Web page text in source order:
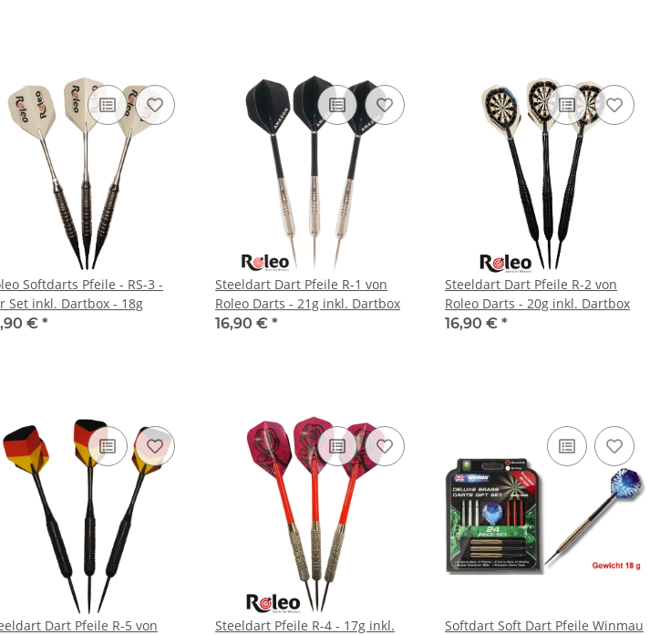
Softdarts Pfeile - RS-3 -
Set inkl. Dartbox - 18g
€ *
Steeldart Dart Pfeile R-1 von
Roleo Darts - 21g inkl. Dartbox
16,90 € *
Steeldart Dart Pfeile R-2 von
Roleo Darts - 20g inkl. Dartbox
16,90 € *
Dart Pfeile R-5 von
Steeldart Pfeile R-4 - 17g inkl.
Softdart Soft Dart Pfeile Winmau